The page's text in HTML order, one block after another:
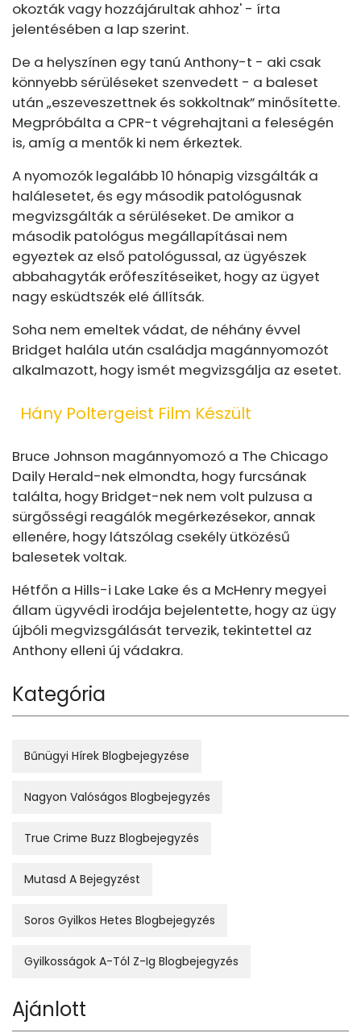
okozták vagy hozzájárultak ahhoz' - írta
jelentésében a lap szerint.
De a helyszínen egy tanú Anthony-t - aki csak
könnyebb sérüléseket szenvedett - a baleset
után „eszeveszettnek és sokkoltnak” minősítette.
Megpróbálta a CPR-t végrehajtani a feleségén
is, amíg a mentők ki nem érkeztek.
A nyomozók legalább 10 hónapig vizsgálták a
halálesetet, és egy második patológusnak
megvizsgálták a sérüléseket. De amikor a
második patológus megállapításai nem
egyeztek az első patológussal, az ügyészek
abbahagyták erőfeszítéseiket, hogy az ügyet
nagy esküdtszék elé állítsák.
Soha nem emeltek vádat, de néhány évvel
Bridget halála után családja magánnyomozót
alkalmazott, hogy ismét megvizsgálja az esetet.
Hány Poltergeist Film Készült
Bruce Johnson magánnyomozó a The Chicago
Daily Herald-nek elmondta, hogy furcsának
találta, hogy Bridget-nek nem volt pulzusa a
sürgősségi reagálók megérkezésekor, annak
ellenére, hogy látszólag csekély ütközésű
balesetek voltak.
Hétfőn a Hills-i Lake Lake és a McHenry megyei
állam ügyvédi irodája bejelentette, hogy az ügy
újbóli megvizsgálását tervezik, tekintettel az
Anthony elleni új vádakra.
Kategória
Bűnügyi Hírek Blogbejegyzése
Nagyon Valóságos Blogbejegyzés
True Crime Buzz Blogbejegyzés
Mutasd A Bejegyzést
Soros Gyilkos Hetes Blogbejegyzés
Gyilkosságok A-Tól Z-Ig Blogbejegyzés
Ajánlott